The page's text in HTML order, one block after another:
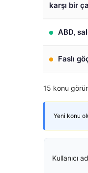
karşı bir
ABD,
Faslı
15 konu
Yeni konu
Kullanıcı